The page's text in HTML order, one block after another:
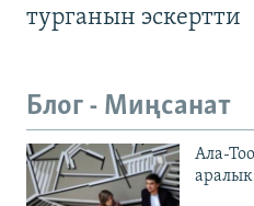
турганын эскертти
Блог - Миңсанат
Ала-